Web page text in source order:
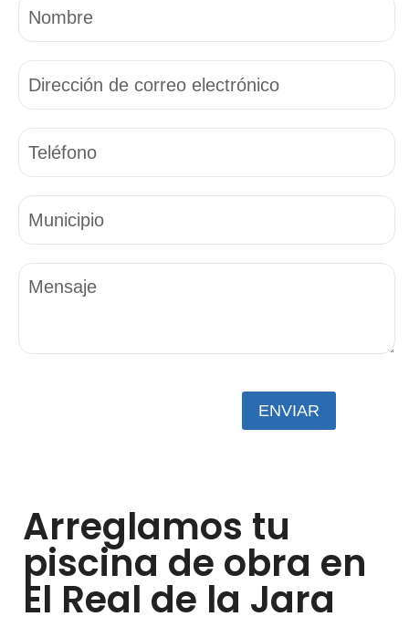
Arreglamos tu
piscina de obra en
El Real de la Jara